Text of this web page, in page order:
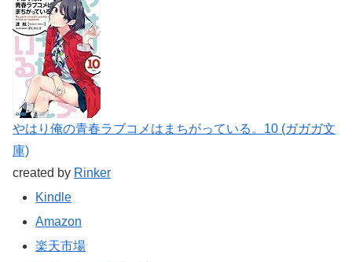
やはり俺の青春ラブコメはまちがっている。10 (ガガガ文
庫)
created by Rinker
Kindle
Amazon
楽天市場